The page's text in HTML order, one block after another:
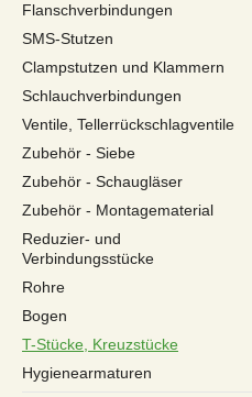
Flanschverbindungen
SMS-Stutzen
Clampstutzen und Klammern
Schlauchverbindungen
Ventile, Tellerrückschlagventile
Zubehör - Siebe
Zubehör - Schaugläser
Zubehör - Montagematerial
Reduzier- und
Verbindungsstücke
Rohre
Bogen
T-Stücke, Kreuzstücke
Hygienearmaturen